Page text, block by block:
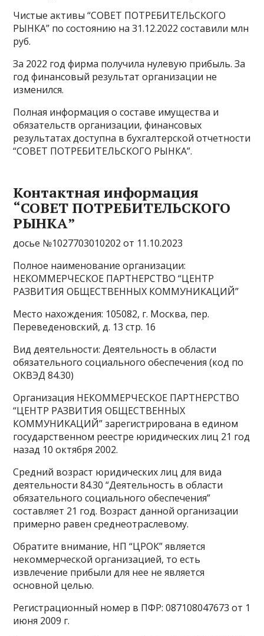
Чистые активы “СОВЕТ ПОТРЕБИТЕЛЬСКОГО
РЫНКА” по состоянию на 31.12.2022 составили млн
руб.
За 2022 год фирма получила нулевую прибыль. За
год финансовый результат организации не
изменился.
Полная информация о составе имущества и
обязательств организации, финансовых
результатах доступна в бухгалтерской отчетности
“СОВЕТ ПОТРЕБИТЕЛЬСКОГО РЫНКА”.
Контактная информация
“СОВЕТ ПОТРЕБИТЕЛЬСКОГО
РЫНКА”
досье №1027703010202 от 11.10.2023
Полное наименование организации:
НЕКОММЕРЧЕСКОЕ ПАРТНЕРСТВО “ЦЕНТР
РАЗВИТИЯ ОБЩЕСТВЕННЫХ КОММУНИКАЦИЙ”
Место нахождения: 105082, г. Москва, пер.
Переведеновский, д. 13 стр. 16
Вид деятельности: Деятельность в области
обязательного социального обеспечения (код по
ОКВЭД 84.30)
Организация НЕКОММЕРЧЕСКОЕ ПАРТНЕРСТВО
“ЦЕНТР РАЗВИТИЯ ОБЩЕСТВЕННЫХ
КОММУНИКАЦИЙ” зарегистрирована в едином
государственном реестре юридических лиц 21 год
назад 10 октября 2002.
Средний возраст юридических лиц для вида
деятельности 84.30 “Деятельность в области
обязательного социального обеспечения”
составляет 21 год. Возраст данной организации
примерно равен среднеотраслевому.
Обратите внимание, НП “ЦРОК” является
некоммерческой организацией, то есть
извлечение прибыли для нее не является
основной целью.
Регистрационный номер в ПФР: 087108047673 от 1
июня 2009 г.